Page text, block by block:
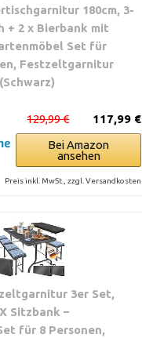
180cm, 3-
+ 2 x Bierbank mit
Set für
Festzeltgarnitur
117,99 €
129,99 €
Bei Amazon
ansehen
Preis inkl. MwSt., zzgl. Versandkosten
3er Set,
Sitzbank –
für 8 Personen,